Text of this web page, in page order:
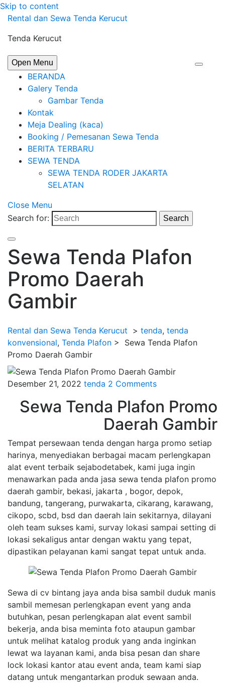
Skip to content
Rental dan Sewa Tenda Kerucut
Tenda Kerucut
Open Menu
BERANDA
Galery Tenda
Gambar Tenda
Kontak
Meja Dealing (kaca)
Booking / Pemesanan Sewa Tenda
BERITA TERBARU
SEWA TENDA
SEWA TENDA RODER JAKARTA
SELATAN
Close Menu
Search for:
Search
Sewa Tenda Plafon
Promo Daerah
Gambir
Rental dan Sewa Tenda Kerucut > tenda, tenda
konvensional, Tenda Plafon > Sewa Tenda Plafon
Promo Daerah Gambir
Desember 21, 2022 tenda 2 Comments
Sewa Tenda Plafon Promo
Daerah Gambir
Tempat persewaan tenda dengan harga promo setiap
harinya, menyediakan berbagai macam perlengkapan
alat event terbaik sejabodetabek, kami juga ingin
menawarkan pada anda jasa sewa tenda plafon promo
daerah gambir, bekasi, jakarta , bogor, depok,
bandung, tangerang, purwakarta, cikarang, karawang,
cikopo, scbd, bsd dan daerah lain sekitarnya, dilayani
oleh team sukses kami, survay lokasi sampai setting di
lokasi sekaligus antar dengan waktu yang tepat,
dipastikan pelayanan kami sangat tepat untuk anda.
Sewa di cv bintang jaya anda bisa sambil duduk manis
sambil memesan perlengkapan event yang anda
butuhkan, pesan perlengkapan alat event sambil
bekerja, anda bisa meminta foto ataupun gambar
untuk melihat katalog produk yang anda inginkan
lewat wa layanan kami, anda bisa pesan dan share
lock lokasi kantor atau event anda, team kami siap
datang untuk mengantarkan produk sewaan anda.